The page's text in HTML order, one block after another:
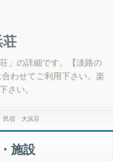
」の詳細です。【淡路の
わせてご利用下さい。楽
さい。
民宿 大浜荘
施設